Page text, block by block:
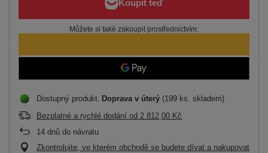
Můžete si také zakoupit prostřednictvím:
Dostupný produkt Doprava v úterý (199 ks. skladem)
Bezplatné a rychlé dodání od 2 812,00 Kč
14 dnů do návratu
Zkontrolujte, ve kterém obchodě se budete dívat a nakupovat